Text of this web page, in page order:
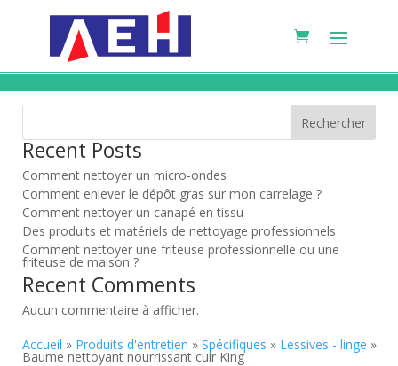
Rechercher
Recent Posts
Comment nettoyer un micro-ondes
Comment enlever le dépôt gras sur mon carrelage ?
Comment nettoyer un canapé en tissu
Des produits et matériels de nettoyage professionnels
Comment nettoyer une friteuse professionnelle ou une
friteuse de maison ?
Recent Comments
Aucun commentaire à afficher.
Accueil » Produits d'entretien » Spécifiques » Lessives - linge »
Baume nettoyant nourrissant cuir King